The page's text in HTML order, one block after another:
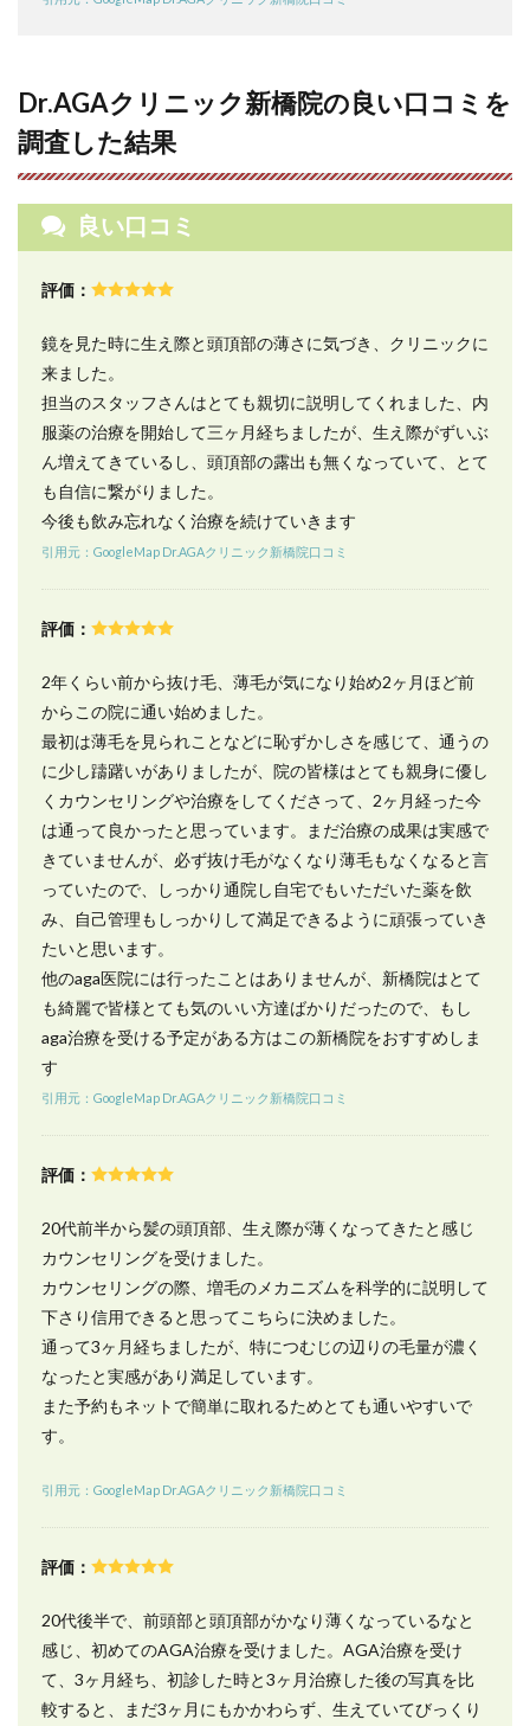
る質問
12.1
クター
AGAは
効果あ
ります
クター
AGAク
リニッ
クの値
段は？
治療費
用はい
くらで
すか？
12.3
Q3. ド
AGAの
は？
Q4. ド
クター
AGAの
金保証
制度と
は？
12.5
Q5. ド
AGAク
リニッ
クはク
ーリン
フでき
か？
12.6
Dr.AGA
クリニッ
クの
「Birth」
うな薬で
すか？
12.7
Q7. AGA
「Birth」
あります
全国に
Dr.AGA
クリニ
ックの
地域別
店舗一
Dr.AGAクリニック新橋院の良い口コミを
調査した結果
良い口コミ
評価：
鏡を見た時に生え際と頭頂部の薄さに気づき、クリニックに
来ました。
担当のスタッフさんはとても親切に説明してくれました、内
服薬の治療を開始して三ヶ月経ちましたが、生え際がずいぶ
ん増えてきているし、頭頂部の露出も無くなっていて、とて
も自信に繋がりました。
今後も飲み忘れなく治療を続けていきます
引用元：GoogleMap Dr.AGAクリニック新橋院口コミ
評価：
2年くらい前から抜け毛、薄毛が気になり始め2ヶ月ほど前
からこの院に通い始めました。
最初は薄毛を見られことなどに恥ずかしさを感じて、通うの
に少し躊躇いがありましたが、院の皆様はとても親身に優し
くカウンセリングや治療をしてくださって、2ヶ月経った今
は通って良かったと思っています。まだ治療の成果は実感で
きていませんが、必ず抜け毛がなくなり薄毛もなくなると言
っていたので、しっかり通院し自宅でもいただいた薬を飲
み、自己管理もしっかりして満足できるように頑張っていき
たいと思います。
他のaga医院には行ったことはありませんが、新橋院はとて
も綺麗で皆様とても気のいい方達ばかりだったので、もし
aga治療を受ける予定がある方はこの新橋院をおすすめしま
す
引用元：GoogleMap Dr.AGAクリニック新橋院口コミ
評価：
20代前半から髪の頭頂部、生え際が薄くなってきたと感じ
カウンセリングを受けました。
カウンセリングの際、増毛のメカニズムを科学的に説明して
下さり信用できると思ってこちらに決めました。
通って3ヶ月経ちましたが、特につむじの辺りの毛量が濃く
なったと実感があり満足しています。
また予約もネットで簡単に取れるためとても通いやすいで
す。
引用元：GoogleMap Dr.AGAクリニック新橋院口コミ
評価：
20代後半で、前頭部と頭頂部がかなり薄くなっているなと
感じ、初めてのAGA治療を受けました。AGA治療を受け
て、3ヶ月経ち、初診した時と3ヶ月治療した後の写真を比
較すると、まだ3ヶ月にもかかわらず、生えていてびっくり